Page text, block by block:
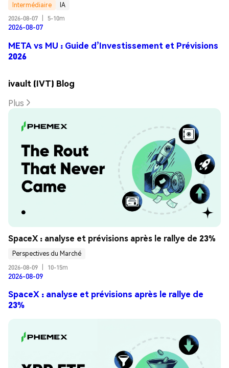
Intermédiaire
IA
2026-08-07
5-10m
2026-08-07
META vs MU : Guide d’Investissement et Prévisions
2026
ivault (IVT) Blog
Plus
SpaceX : analyse et prévisions après le rallye de 23%
Perspectives du Marché
2026-08-09
10-15m
2026-08-09
SpaceX : analyse et prévisions après le rallye de
23%